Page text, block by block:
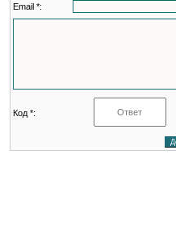
Email *:
Код *: